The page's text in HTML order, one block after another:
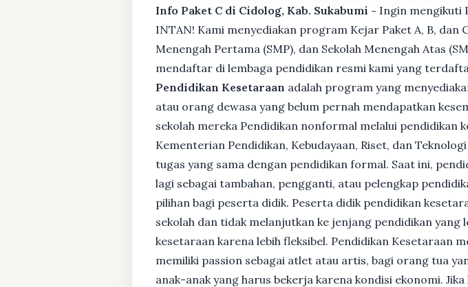
Info Paket C di Cidolog, Kab. Sukabumi - Ingin mengikuti
INTAN! Kami menyediakan program Kejar Paket A, B, dan
Menengah Pertama (SMP), dan Sekolah Menengah Atas
mendaftar di lembaga pendidikan resmi kami yang
Pendidikan Kesetaraan adalah program yang
atau orang dewasa yang belum pernah mendapatkan
sekolah mereka Pendidikan nonformal melalui pendidikan
Kementerian Pendidikan, Kebudayaan, Riset, dan
tugas yang sama dengan pendidikan formal. Saat ini,
lagi sebagai tambahan, pengganti, atau pelengkap
pilihan bagi peserta didik. Peserta didik pendidikan
sekolah dan tidak melanjutkan ke jenjang pendidikan
kesetaraan karena lebih fleksibel. Pendidikan Kesetaraan
memiliki passion sebagai atlet atau artis, bagi orang tua
anak-anak yang harus bekerja karena kondisi ekonomi.